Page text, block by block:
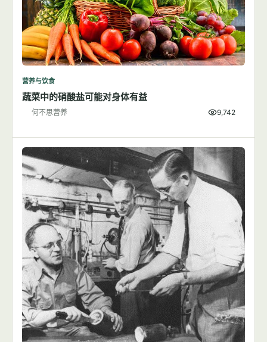
营养与饮食
蔬菜中的硝酸盐可能对身体有益
何不思营养 9,742